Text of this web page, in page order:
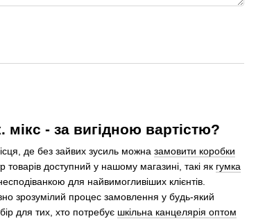
- за вигідною вартістю?
де без зайвих зусиль можна замовити коробки
доступний у нашому магазині, такі як гумка
для найвимогливіших клієнтів.
зрозумілий процес замовлення у будь-який
для тих, хто потребує шкільна канцелярія оптом